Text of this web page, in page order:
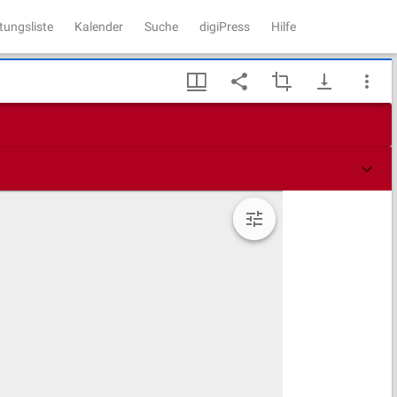
Kalender Suche digiPress Hilfe